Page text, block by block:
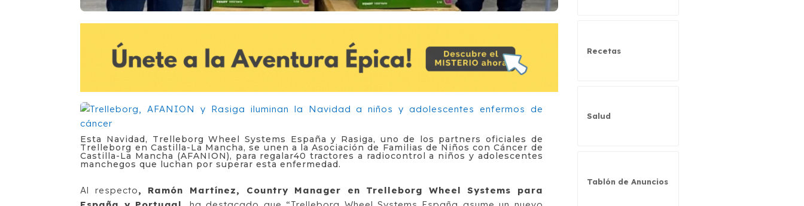
Esta Navidad, Trelleborg Wheel Systems España y Rasiga, uno de los partners oficiales de
Trelleborg en Castilla-La Mancha, se unen a la Asociación de Familias de Niños con Cáncer de
Castilla-La Mancha (AFANION), para regalar40 tractores a radiocontrol a niños y adolescentes
manchegos que luchan por superar esta enfermedad.
Al respecto, Ramón Martínez, Country Manager en Trelleborg Wheel Systems para
Recetas
Salud
Tablón de Anuncios